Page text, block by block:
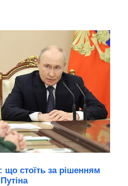
що стоїть за рішенням
Путіна